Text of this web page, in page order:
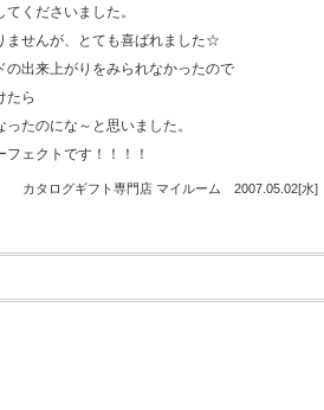
くださいました。
ませんが、とても喜ばれました☆
の出来上がりをみられなかったので
たら
たのにな～と思いました。
ェクトです！！！！
カタログギフト専門店 マイルーム 2007.05.02[